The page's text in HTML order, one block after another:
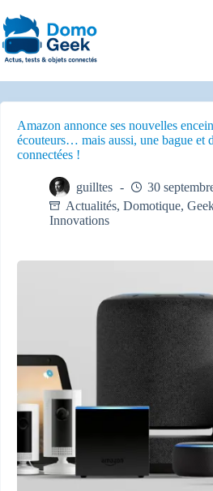
au
contenu
Amazon annonce ses nouvelles
écouteurs… mais aussi, une bague et
connectées !
guilltes
30
Actualités, Domotique,
Innovations